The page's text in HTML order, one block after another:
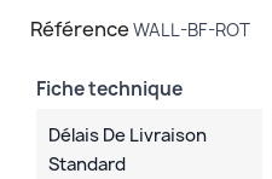
Référence WALL-BF-ROT
Fiche technique
Délais De Livraison
Standard